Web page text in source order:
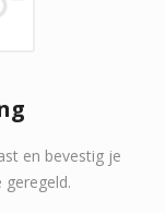
en bevestig je